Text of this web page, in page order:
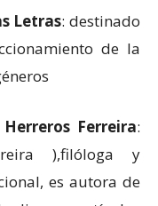
Letras: destinado
de la
Ferreira:
),filóloga y
es autora de